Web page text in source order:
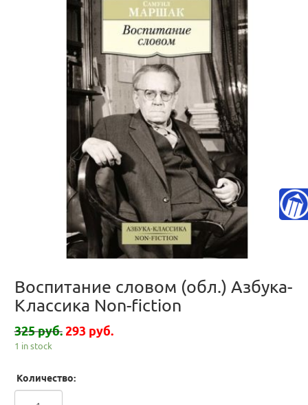
Воспитание словом (обл.) Азбука-
Классика Non-fiction
325 руб. 293 руб.
1 in stock
Количество: